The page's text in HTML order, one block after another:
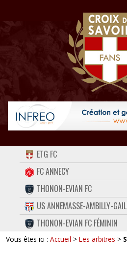
ACCUEIL
FORUM
CONTACT
FACEBOOK
TWITTER
ETG FC
FC ANNECY
THONON-EVIAN FC
US ANNEMASSE-AMBILLY-
THONON-EVIAN FC FÉMININ
Vous êtes ici : Accueil > Les arbitres >